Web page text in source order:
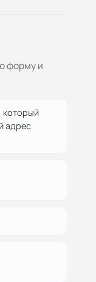
форму и
который
адрес